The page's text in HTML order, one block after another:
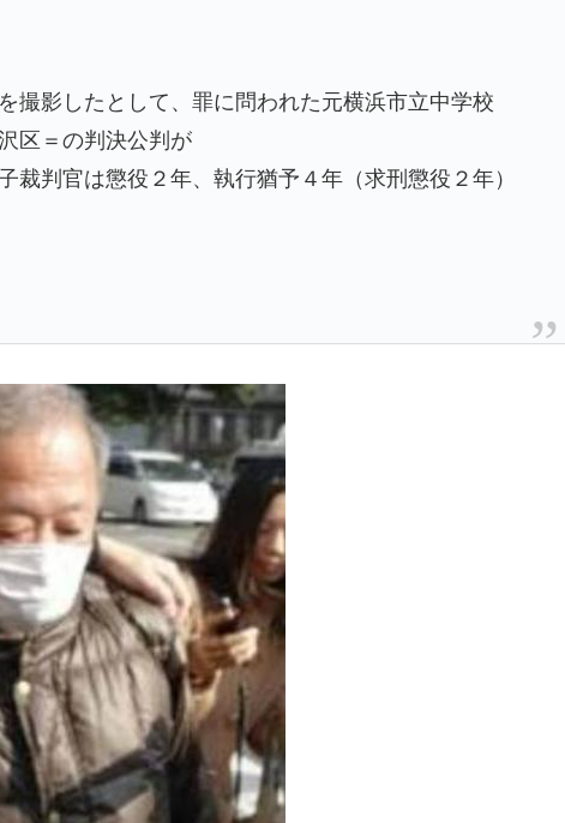
撮影したとして、罪に問われた元横浜市立中学校
区＝の判決公判が
裁判官は懲役２年、執行猶予４年（求刑懲役２年）